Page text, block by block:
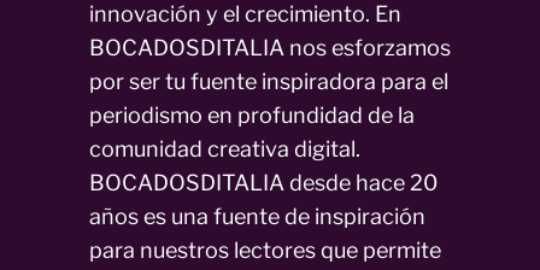
innovación y el crecimiento. En
BOCADOSDITALIA nos esforzamos
por ser tu fuente inspiradora para el
periodismo en profundidad de la
comunidad creativa digital.
BOCADOSDITALIA desde hace 20
años es una fuente de inspiración
para nuestros lectores que permite